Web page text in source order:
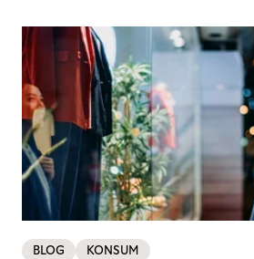
BLOG KONSUM